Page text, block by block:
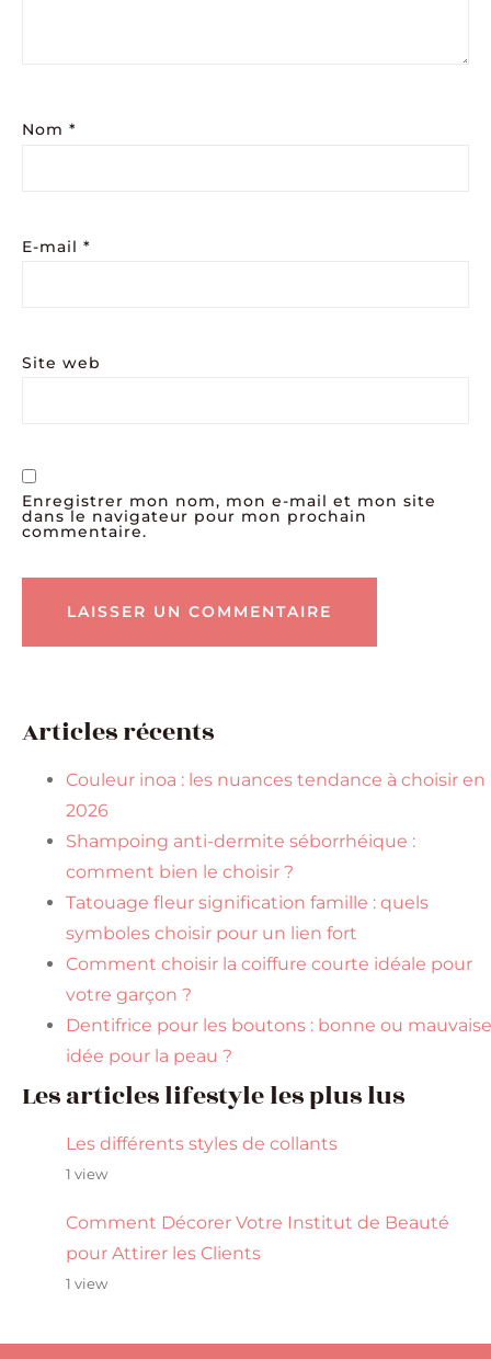
Nom *
E-mail *
Site web
Enregistrer mon nom, mon e-mail et mon site
dans le navigateur pour mon prochain
commentaire.
Articles récents
Couleur inoa : les nuances tendance à choisir en
2026
Shampoing anti-dermite séborrhéique :
comment bien le choisir ?
Tatouage fleur signification famille : quels
symboles choisir pour un lien fort
Comment choisir la coiffure courte idéale pour
votre garçon ?
Dentifrice pour les boutons : bonne ou mauvaise
idée pour la peau ?
Les articles lifestyle les plus lus
Les différents styles de collants
1 view
Comment Décorer Votre Institut de Beauté
pour Attirer les Clients
1 view